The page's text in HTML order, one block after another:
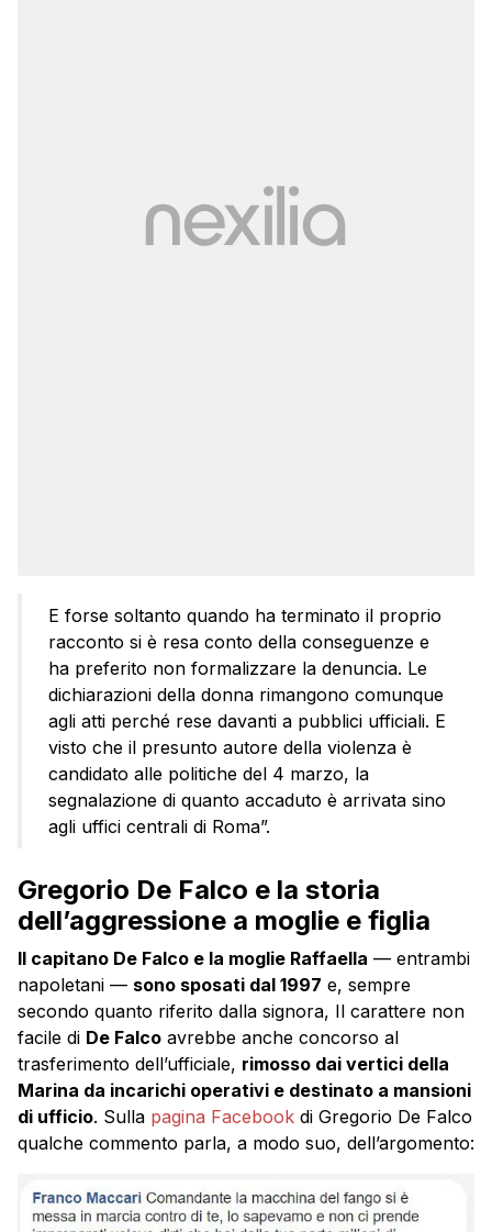
E forse soltanto quando ha terminato il proprio
racconto si è resa conto della conseguenze e
ha preferito non formalizzare la denuncia. Le
dichiarazioni della donna rimangono comunque
agli atti perché rese davanti a pubblici ufficiali. E
visto che il presunto autore della violenza è
candidato alle politiche del 4 marzo, la
segnalazione di quanto accaduto è arrivata sino
agli uffici centrali di Roma”.
Gregorio De Falco e la storia
dell’aggressione a moglie e figlia
Il capitano De Falco e la moglie Raffaella — entrambi
napoletani — sono sposati dal 1997 e, sempre
secondo quanto riferito dalla signora, Il carattere non
facile di De Falco avrebbe anche concorso al
trasferimento dell’ufficiale, rimosso dai vertici della
Marina da incarichi operativi e destinato a mansioni
di ufficio. Sulla pagina Facebook di Gregorio De Falco
qualche commento parla, a modo suo, dell’argomento: